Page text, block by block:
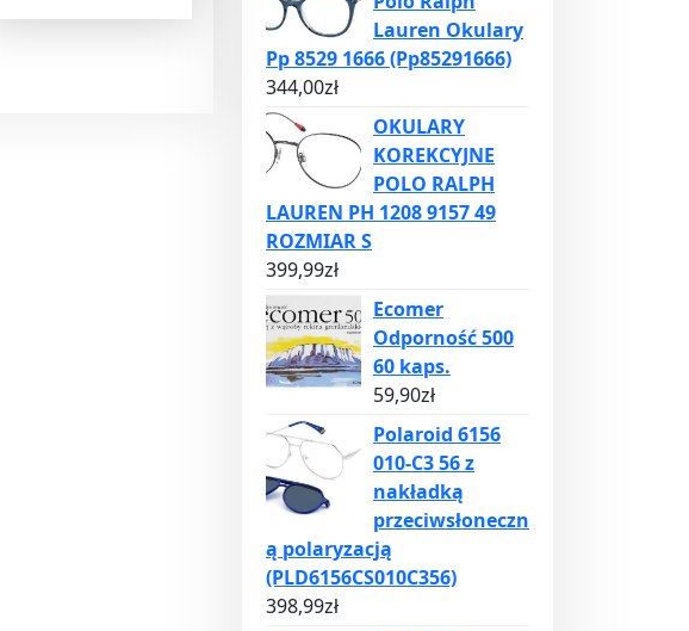
Lauren Okulary
Pp 8529 1666 (Pp85291666)
344,00zł
OKULARY
KOREKCYJNE
POLO RALPH
LAUREN PH 1208 9157 49
ROZMIAR S
399,99zł
Ecomer
Odporność 500
60 kaps.
59,90zł
Polaroid 6156
010-C3 56 z
nakładką
przeciwsłoneczn
ą polaryzacją
(PLD6156CS010C356)
398,99zł